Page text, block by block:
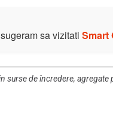
sa vizitati Smart
surse de încredere, agregate